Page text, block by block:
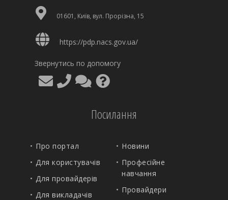
01601, Київ, вул. Прорізна, 15
https://pdp.nacs.gov.ua/
Звернутись по допомогу
Посилання
Про портал
Для користувачів
Для провайдерів
Для викладачів
Новини
Професійне
навчання
Провайдери